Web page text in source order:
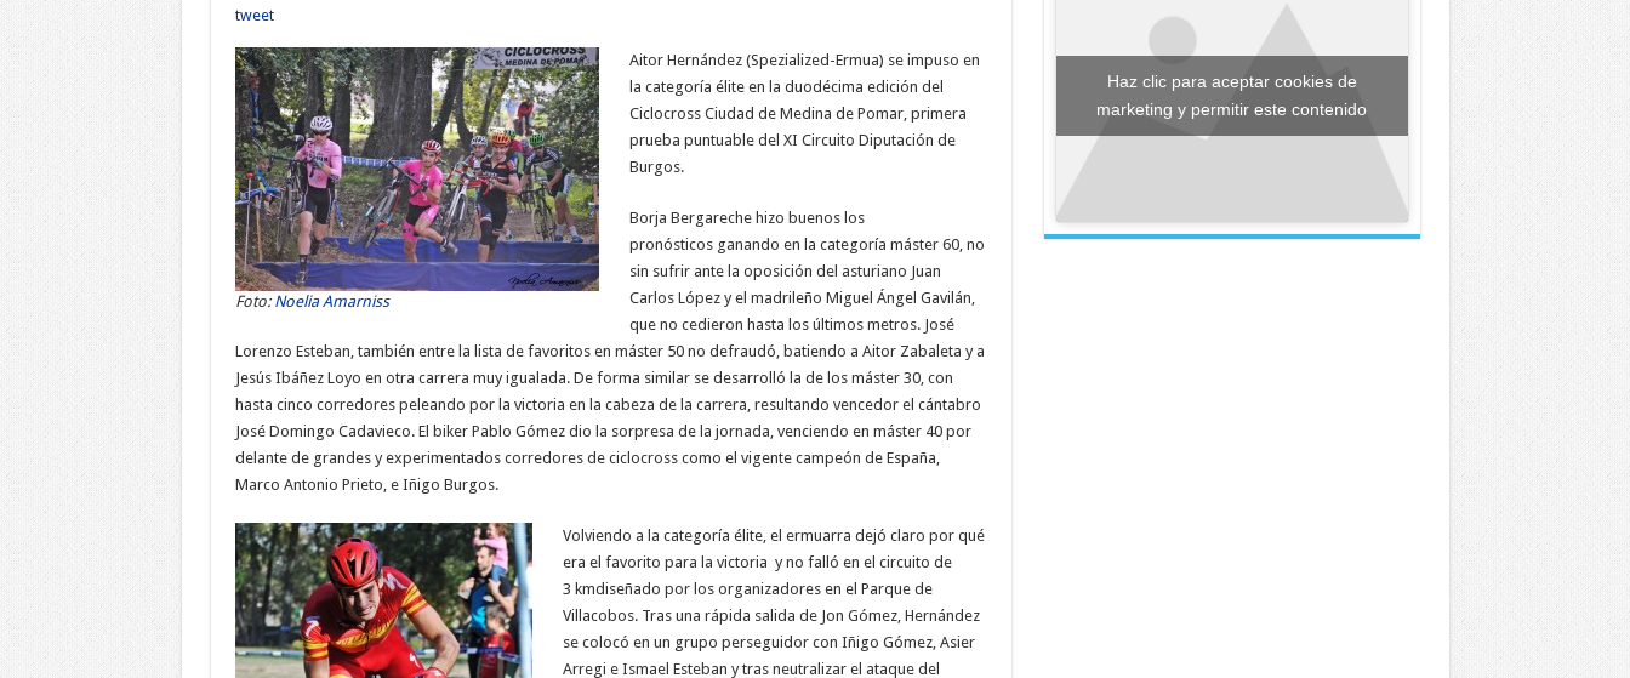
tweet
Foto: Noelia Amarniss
Aitor Hernández (Spezialized-Ermua) se impuso en
la categoría élite en la duodécima edición del
Ciclocross Ciudad de Medina de Pomar, primera
prueba puntuable del XI Circuito Diputación de
Burgos.
Borja Bergareche hizo buenos los
pronósticos ganando en la categoría máster 60, no
sin sufrir ante la oposición del asturiano Juan
Carlos López y el madrileño Miguel Ángel Gavilán,
que no cedieron hasta los últimos metros. José
Lorenzo Esteban, también entre la lista de favoritos en máster 50 no defraudó, batiendo a Aitor Zabaleta y a
Jesús Ibáñez Loyo en otra carrera muy igualada. De forma similar se desarrolló la de los máster 30, con
hasta cinco corredores peleando por la victoria en la cabeza de la carrera, resultando vencedor el cántabro
José Domingo Cadavieco. El biker Pablo Gómez dio la sorpresa de la jornada, venciendo en máster 40 por
delante de grandes y experimentados corredores de ciclocross como el vigente campeón de España,
Marco Antonio Prieto, e Iñigo Burgos.
Volviendo a la categoría élite, el ermuarra dejó claro por qué
era el favorito para la victoria y no falló en el circuito de
3 kmdiseñado por los organizadores en el Parque de
Villacobos. Tras una rápida salida de Jon Gómez, Hernández
se colocó en un grupo perseguidor con Iñigo Gómez, Asier
Arregi e Ismael Esteban y tras neutralizar el ataque del
Haz clic para aceptar cookies de
marketing y permitir este contenido